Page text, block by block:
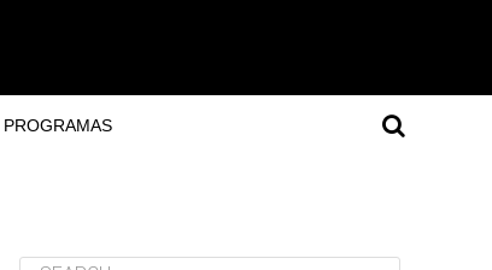
PROGRAMAS